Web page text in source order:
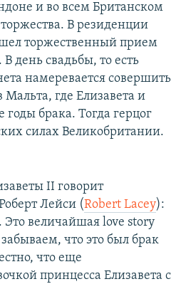
и во всем Британском
В резиденции
торжественный прием
день свадьбы, то есть
намеревается совершить
Мальта, где Елизавета и
брака. Тогда герцог
силах Великобритании.
II говорит
Лейси (Robert Lacey):
величайшая love story
что это был брак
что еще
принцесса Елизавета с